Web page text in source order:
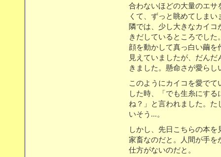
合わないほどの大量のエサ
くて、ずっと眺めてしまい
隣では、少し大きなカイ
きだしているところでし
顔を動かして真っ白い繭
見えていましたが、だん
きました。懸命さが愛らし
このようにカイコを愛で
した時、「でも生糸にす
ね？」と言われました。
いそう...。
しかし、先日こちらの本
家畜なのだと。人間が手を
仕方がないのだと。